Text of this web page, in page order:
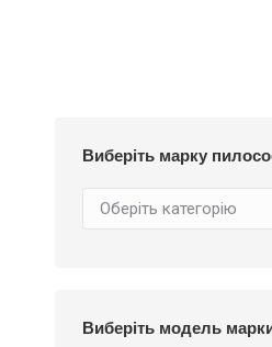
Виберіть марку
Виберіть модель